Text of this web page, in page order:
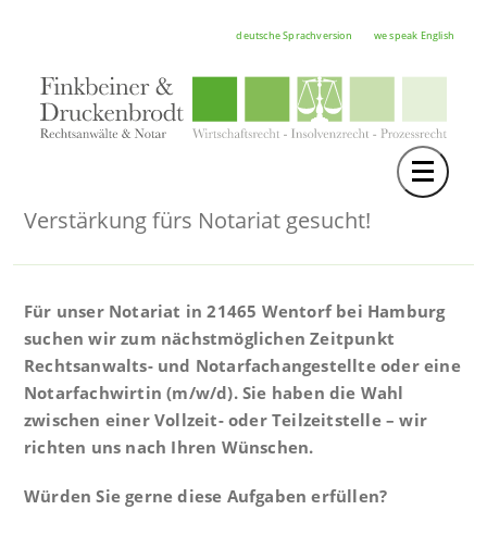
deutsche Sprachversion we speak English
Toggle
FORTBILDUNGEN
HOCHSCHULE
KARRIERE
SERVICE
Verstärkung fürs Notariat gesucht!
Für unser Notariat in 21465 Wentorf bei Hamburg
suchen wir zum nächstmöglichen Zeitpunkt
Rechtsanwalts- und Notarfachangestellte oder eine
Notarfachwirtin (m/w/d). Sie haben die Wahl
zwischen einer Vollzeit- oder Teilzeitstelle – wir
richten uns nach Ihren Wünschen.
Würden Sie gerne diese Aufgaben erfüllen?